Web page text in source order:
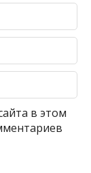
в этом